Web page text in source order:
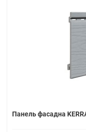
Панель фасадна